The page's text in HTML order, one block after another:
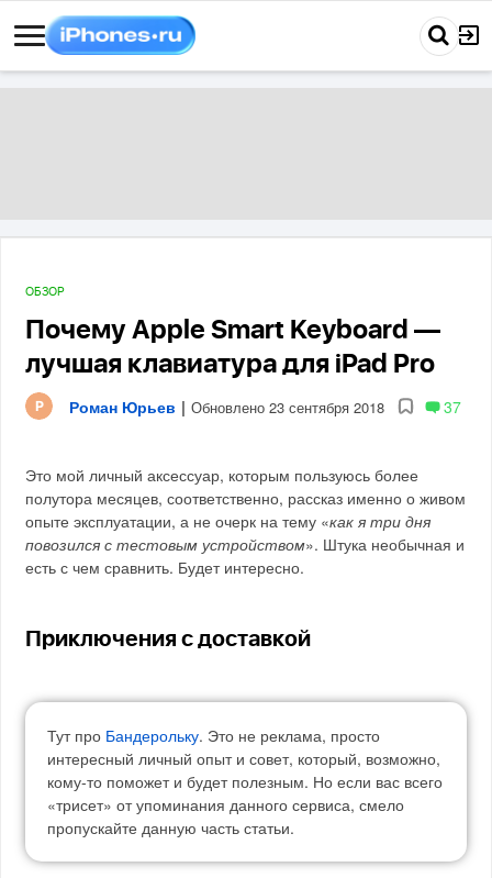
ОБЗОР
Почему Apple Smart Keyboard —
лучшая клавиатура для iPad Pro
Роман Юрьев | Обновлено 23 сентября 2018 37
Это мой личный аксессуар, которым пользуюсь более
полутора месяцев, соответственно, рассказ именно о живом
опыте эксплуатации, а не очерк на тему «как я три дня
повозился с тестовым устройством». Штука необычная и
есть с чем сравнить. Будет интересно.
Приключения с доставкой
Тут про Бандерольку. Это не реклама, просто
интересный личный опыт и совет, который, возможно,
кому-то поможет и будет полезным. Но если вас всего
«трисет» от упоминания данного сервиса, смело
пропускайте данную часть статьи.